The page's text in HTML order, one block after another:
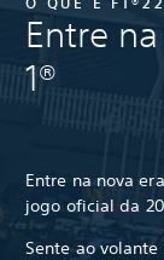
Entre
1®
Entre na nova
jogo oficial da
Sente ao